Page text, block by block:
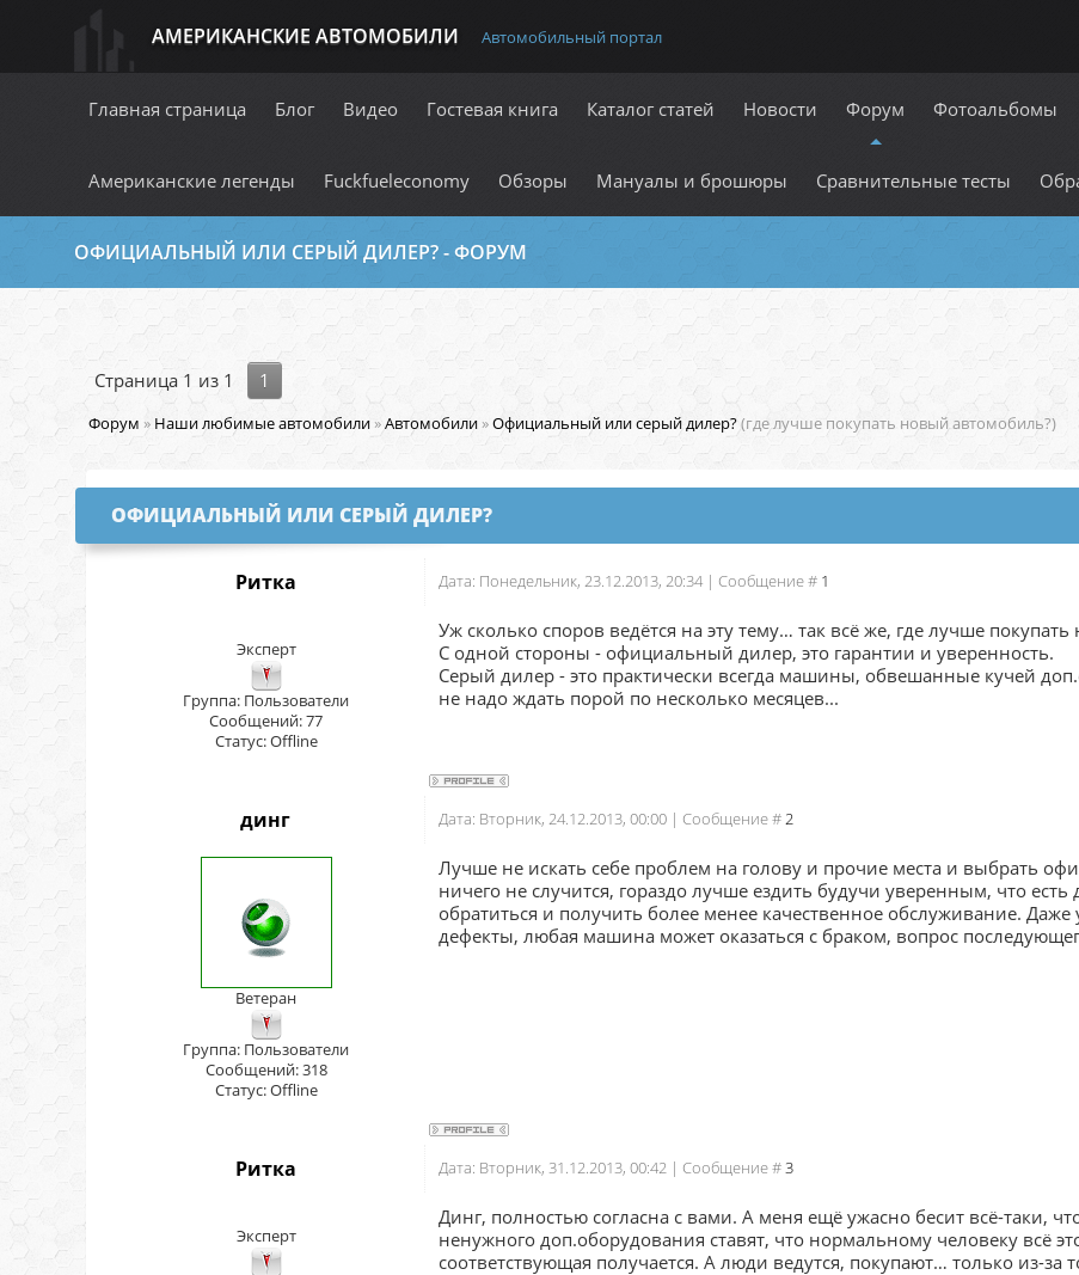
АМЕРИКАНСКИЕ АВТОМОБИЛИ Автомобильный портал
Главная страница Блог Видео Гостевая книга Каталог статей Новости Форум Фотоальбомы
Американские легенды Fuckfueleconomy Обзоры Мануалы и брошюры Сравнительные тесты
ОФИЦИАЛЬНЫЙ ИЛИ СЕРЫЙ ДИЛЕР? - ФОРУМ
Страница 1 из 1 1
Форум » Наши любимые автомобили »Автомобили»Официальный или серый дилер?(где лучше покупать новый автомобиль?)
ОФИЦИАЛЬНЫЙ ИЛИ СЕРЫЙ ДИЛЕР?
Ритка Дата: Понедельник, 23.12.2013, 20:34 | Сообщение # 1
Эксперт
Группа: Пользователи
Сообщений:77
Статус:Offline
Уж сколько споров ведётся на эту тему… так всё же, где лучше
С одной стороны - официальный дилер, это гарантии и уверенность.
Серый дилер - это практически всегда машины, обвешанные кучей
не надо ждать порой по несколько месяцев...
динг Дата: Вторник, 24.12.2013, 00:00 | Сообщение #2
Ветеран
Группа: Пользователи
Сообщений:318
Статус:Offline
Лучше не искать себе проблем на голову и прочие места и выбрать
ничего не случится, гораздо лучше ездить будучи уверенным, что
обратиться и получить более менее качественное обслуживание.
дефекты, любая машина может оказаться с браком, вопрос
Ритка Дата: Вторник, 31.12.2013, 00:42 | Сообщение #3
Эксперт
Динг, полностью согласна с вами. А меня ещё ужасно бесит всё-таки,
ненужного доп.оборудования ставят, что нормальному человеку всё
соответствующая получается. А люди ведутся, покупают… только из-за